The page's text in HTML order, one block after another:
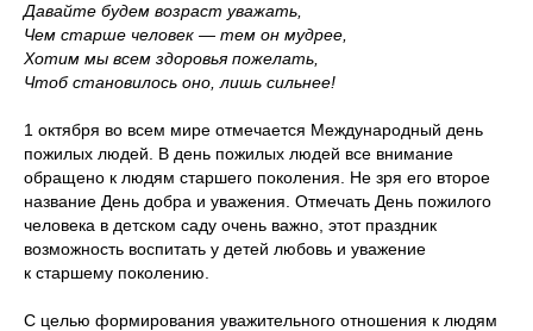
Давайте будем возраст уважать,
Чем старше человек — тем он мудрее,
Хотим мы всем здоровья пожелать,
Чтоб становилось оно, лишь сильнее!
1 октября во всем мире отмечается Международный день
пожилых людей. В день пожилых людей все внимание
обращено к людям старшего поколения. Не зря его второе
название День добра и уважения. Отмечать День пожилого
человека в детском саду очень важно, этот праздник
возможность воспитать у детей любовь и уважение
к старшему поколению.
С целью формирования уважительного отношения к людям